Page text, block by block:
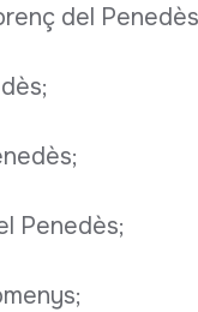
del
Penedès;